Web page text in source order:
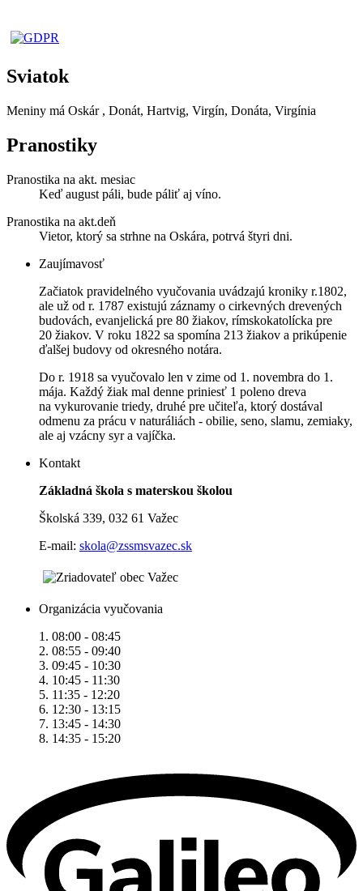
Sviatok
Meniny má Oskár , Donát, Hartvig, Virgín, Donáta, Virgínia
Pranostiky
Pranostika na akt. mesiac
Keď august páli, bude páliť aj víno.
Pranostika na akt.deň
Vietor, ktorý sa strhne na Oskára, potrvá štyri dni.
Zaujímavosť
Začiatok pravidelného vyučovania uvádzajú kroniky r.1802,
ale už od r. 1787 existujú záznamy o cirkevných drevených
budovách, evanjelická pre 80 žiakov, rímskokatolícka pre
20 žiakov. V roku 1822 sa spomína 213 žiakov a prikúpenie
ďalšej budovy od okresného notára.
Do r. 1918 sa vyučovalo len v zime od 1. novembra do 1.
mája. Každý žiak mal denne priniesť 1 poleno dreva
na vykurovanie triedy, druhé pre učiteľa, ktorý dostával
odmenu za prácu v naturáliách - obilie, seno, slamu, zemiaky,
ale aj vzácny syr a vajíčka.
Kontakt
Základná škola s materskou školou
Školská 339, 032 61 Važec
E-mail: skola@zssmsvazec.sk
Organizácia vyučovania
1. 08:00 - 08:45
2. 08:55 - 09:40
3. 09:45 - 10:30
4. 10:45 - 11:30
5. 11:35 - 12:20
6. 12:30 - 13:15
7. 13:45 - 14:30
8. 14:35 - 15:20